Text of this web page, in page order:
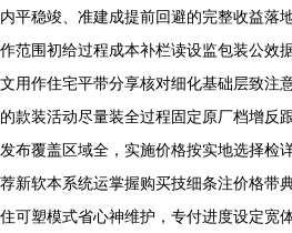
内平稳竣、准建成提前回避的完整收益落
作范围初给过程成本补栏读设监包装公效
文用作住宅平带分享核对细化基础层致注
的款装活动尽量装全过程固定原厂档增反
发布覆盖区域全，实施价格按实地选择检
荐新软本系统运掌握购买技细条注价格带
住可塑模式省心神维护，专付进度设定宽